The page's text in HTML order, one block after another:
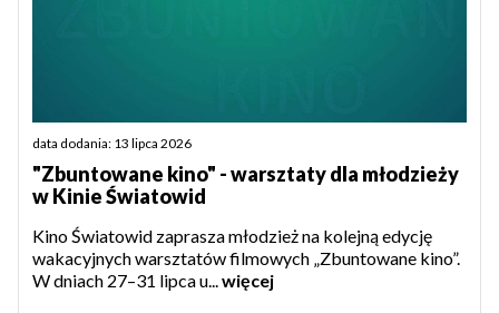
data dodania: 13 lipca 2026
"Zbuntowane kino" - warsztaty dla młodzieży
w Kinie Światowid
Kino Światowid zaprasza młodzież na kolejną edycję
wakacyjnych warsztatów filmowych „Zbuntowane kino”.
W dniach 27–31 lipca u...więcej